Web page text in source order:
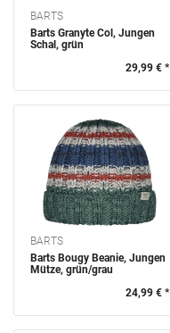
BARTS
Barts Granyte Col, Jungen
Schal, grün
29,99 € *
BARTS
Barts Bougy Beanie, Jungen
Mütze, grün/grau
24,99 € *